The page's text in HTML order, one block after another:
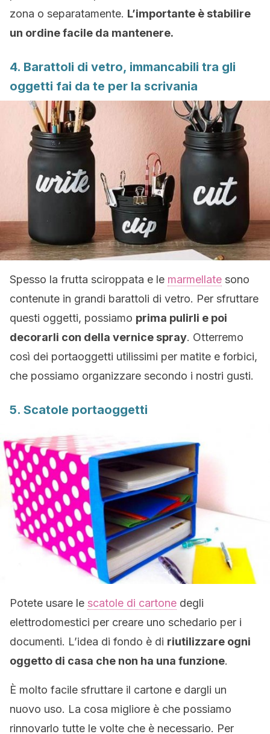
zona o separatamente. L’importante è stabilire
un ordine facile da mantenere.
4. Barattoli di vetro, immancabili tra gli
oggetti fai da te per la scrivania
Spesso la frutta sciroppata e le marmellate sono
contenute in grandi barattoli di vetro. Per sfruttare
questi oggetti, possiamo prima pulirli e poi
decorarli con della vernice spray. Otterremo
così dei portaoggetti utilissimi per matite e forbici,
che possiamo organizzare secondo i nostri gusti.
5. Scatole portaoggetti
Potete usare le scatole di cartone degli
elettrodomestici per creare uno schedario per i
documenti. L’idea di fondo è di riutilizzare ogni
oggetto di casa che non ha una funzione.
È molto facile sfruttare il cartone e dargli un
nuovo uso. La cosa migliore è che possiamo
rinnovarlo tutte le volte che è necessario. Per